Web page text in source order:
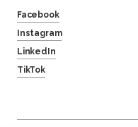
Facebook
Instagram
LinkedIn
TikTok